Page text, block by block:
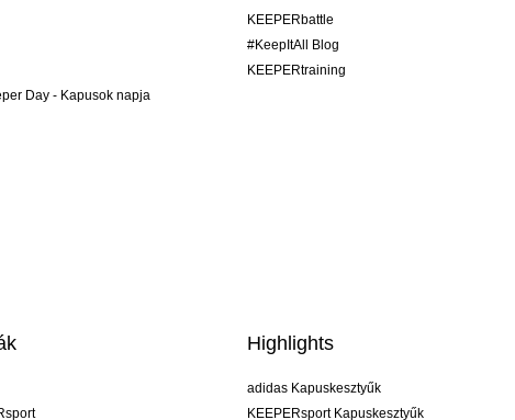
Day - Kapusok napja
KEEPERbattle
#KeepItAll Blog
KEEPERtraining
Highlights
adidas Kapuskesztyűk
KEEPERsport Kapuskesztyűk